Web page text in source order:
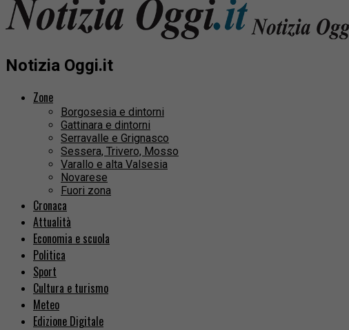
Notizia Oggi.it
Zone
Borgosesia e dintorni
Gattinara e dintorni
Serravalle e Grignasco
Sessera, Trivero, Mosso
Varallo e alta Valsesia
Novarese
Fuori zona
Cronaca
Attualità
Economia e scuola
Politica
Sport
Cultura e turismo
Meteo
Edizione Digitale